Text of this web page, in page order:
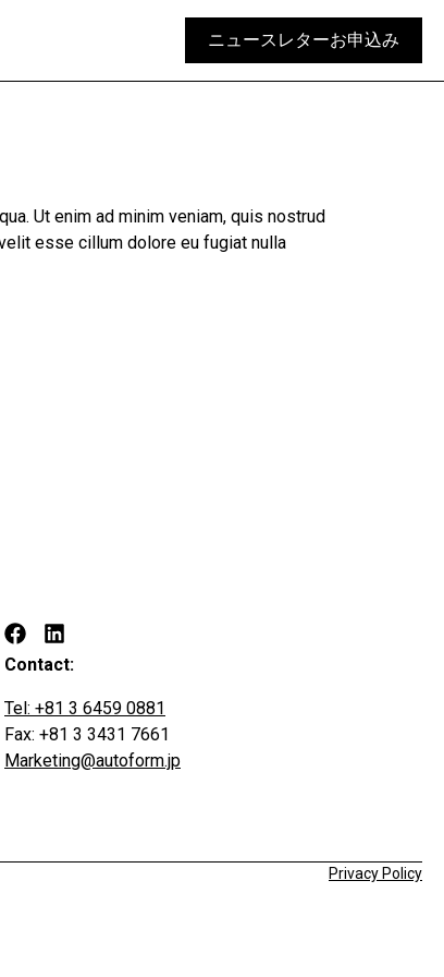
ニュースレターお申込み
Ut enim ad minim veniam, quis nostrud
esse cillum dolore eu fugiat nulla
Contact:
Tel: +81 3 6459 0881
Fax: +81 3 3431 7661
Marketing@autoform.jp
Privacy Policy